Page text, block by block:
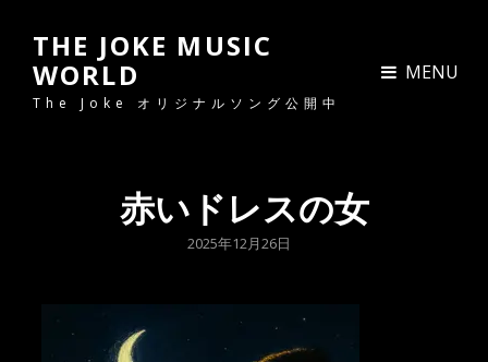
THE JOKE MUSIC
WORLD
The Joke オリジナルソング公開中
MENU
赤いドレスの女
POSTED
2025年12月26日